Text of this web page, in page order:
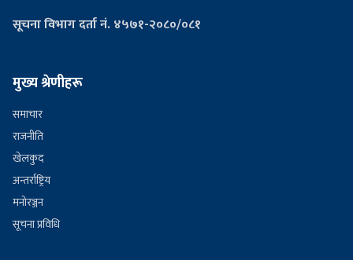
सूचना विभाग दर्ता नं. ४५७१-२०८०/०८१
मुख्य श्रेणीहरू
समाचार
राजनीति
खेलकुद
अन्तर्राष्ट्रिय
मनोरञ्जन
सूचना प्रविधि